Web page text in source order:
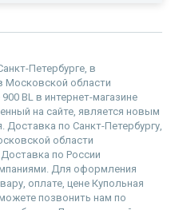
Петербурге, в
Московской области
BL в интернет-магазине
на сайте, является новым
по Санкт-Петербургу,
области
по России
Для оформления
оплате, цене Купольная
позвонить нам по